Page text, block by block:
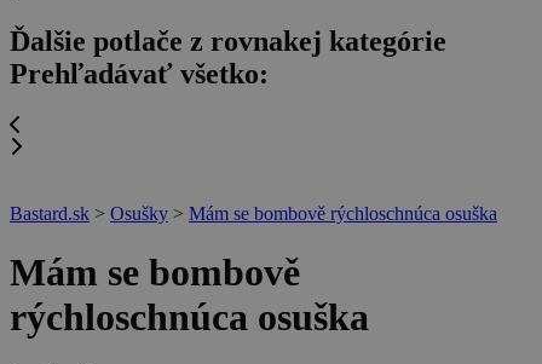
Ďalšie potlače z rovnakej kategórie
Prehľadávať všetko:
Bastard.sk > Osušky > Mám se bombově rýchloschnúca osuška
Mám se bombově
rýchloschnúca osuška